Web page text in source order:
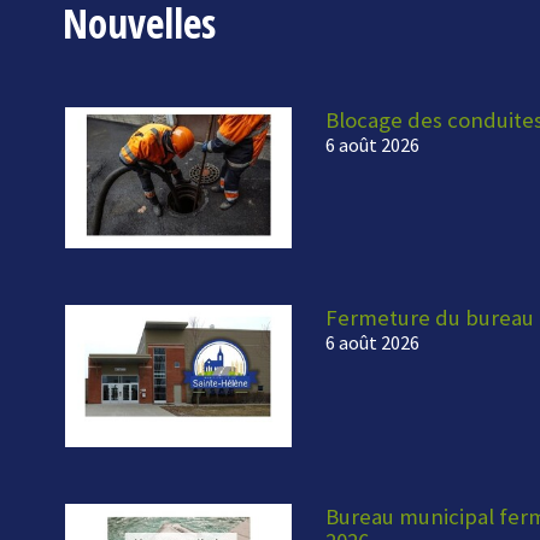
Nouvelles
Blocage des
6 août 2026
Fermeture du
6 août 2026
Bureau municipal